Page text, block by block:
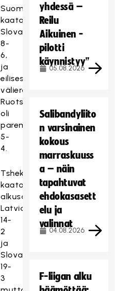
Suomi
kaatoi
Slovakian
8-
6,
ja
eilisessä
välierätrillerissä
Ruotsi
oli
parempi
5-
4.
Tshekki
kaatoi
alkusarjassa
Latvian
14-
2
ja
Slovakian
19-
3
yhdessä –
Reilu
Aikuinen -
pilotti
käynnistyy”
05.08.2026
Salibandyliito
n varsinainen
kokous
marraskuuss
a – näin
tapahtuvat
ehdokasasett
elu ja
valinnat
04.08.2026
F-liigan alku